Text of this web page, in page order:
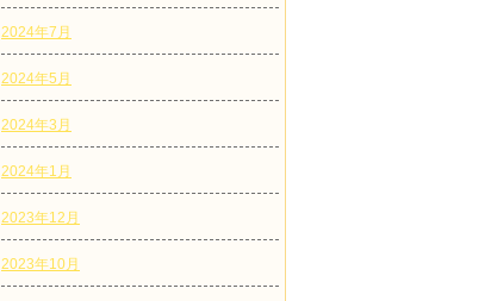
2024年7月
2024年5月
2024年3月
2024年1月
2023年12月
2023年10月